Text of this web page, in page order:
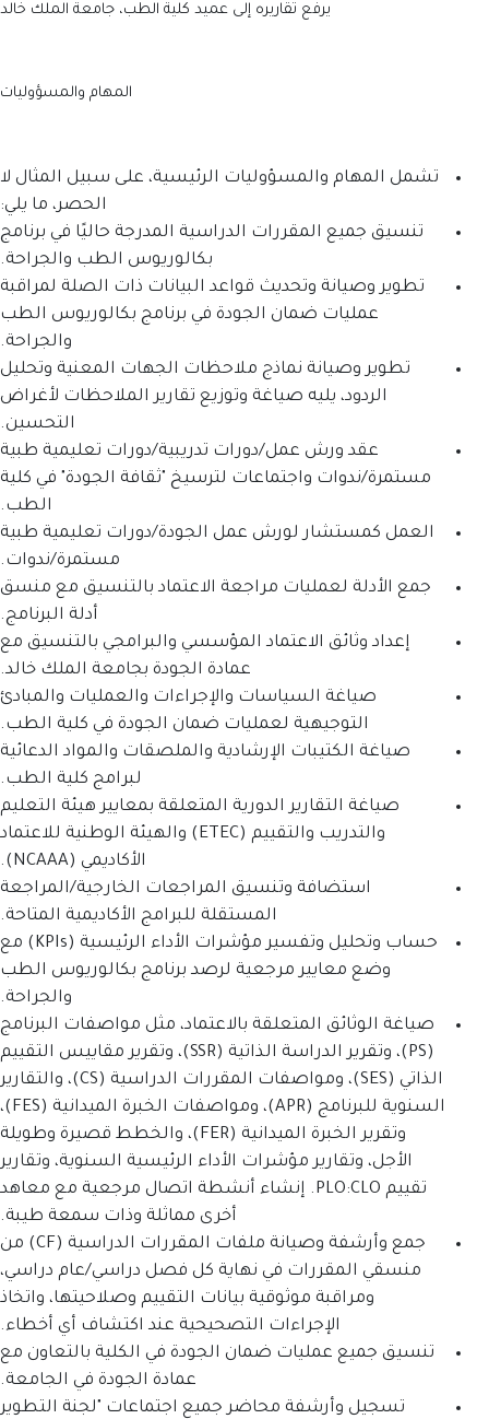
تقاريره إلى عميد كلية الطب، جامعة الملك خالد
الرئيسية، على سبيل المثال لا
الدراسية المدرجة حاليًا في برنامج
بكالوريوس الطب والجراحة.
وتحديث قواعد البيانات ذات الصلة لمراقبة
ضمان الجودة في برنامج بكالوريوس الطب
نماذج ملاحظات الجهات المعنية وتحليل
يليه صياغة وتوزيع تقارير الملاحظات لأغراض
عمل/دورات تدريبية/دورات تعليمية طبية
واجتماعات لترسيخ "ثقافة الجودة" في كلية
لورش عمل الجودة/دورات تعليمية طبية
مراجعة الاعتماد بالتنسيق مع منسق
الاعتماد المؤسسي والبرامجي بالتنسيق مع
عمادة الجودة بجامعة الملك خالد.
والإجراءات والعمليات والمبادئ
لعمليات ضمان الجودة في كلية الطب.
الإرشادية والملصقات والمواد الدعائية
الدورية المتعلقة بمعايير هيئة التعليم
والتدريب والتقييم (ETEC) والهيئة الوطنية للاعتماد
وتنسيق المراجعات الخارجية/المراجعة
المستقلة للبرامج الأكاديمية المتاحة.
حساب وتحليل وتفسير مؤشرات الأداء الرئيسية (KPIs) مع
مرجعية لرصد برنامج بكالوريوس الطب
بالاعتماد، مثل مواصفات البرنامج
(PS)، وتقرير الدراسة الذاتية (SSR)، وتقرير مقاييس التقييم
الذاتي (SES)، ومواصفات المقررات الدراسية (CS)، والتقارير
السنوية للبرنامج (APR)، ومواصفات الخبرة الميدانية (FES)،
وتقرير الخبرة الميدانية (FER)، والخطط قصيرة وطويلة
مؤشرات الأداء الرئيسية السنوية، وتقارير
تقييم PLO:CLO. إنشاء أنشطة اتصال مرجعية مع معاهد
أخرى مماثلة وذات سمعة طيبة.
جمع وأرشفة وصيانة ملفات المقررات الدراسية (CF) من
في نهاية كل فصل دراسي/عام دراسي،
موثوقية بيانات التقييم وصلاحيتها، واتخاذ
التصحيحية عند اكتشاف أي أخطاء.
ضمان الجودة في الكلية بالتعاون مع
عمادة الجودة في الجامعة.
محاضر جميع اجتماعات "لجنة التطوير